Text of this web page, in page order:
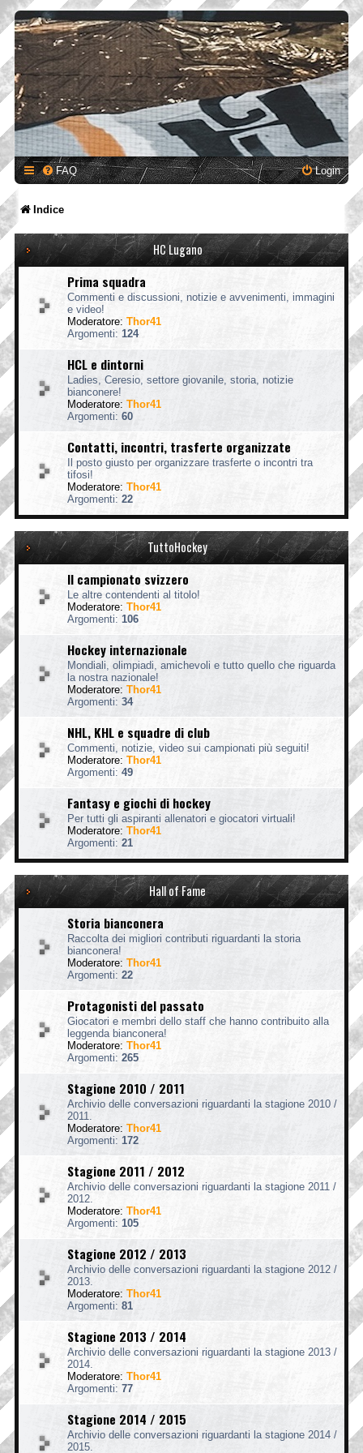
FAQ Login
Indice
HC Lugano
Prima squadra
Commenti e discussioni, notizie e avvenimenti, immagini
e video!
Moderatore: Thor41
Argomenti: 124
HCL e dintorni
Ladies, Ceresio, settore giovanile, storia, notizie
bianconere!
Moderatore: Thor41
Argomenti: 60
Contatti, incontri, trasferte organizzate
Il posto giusto per organizzare trasferte o incontri tra
tifosi!
Moderatore: Thor41
Argomenti: 22
TuttoHockey
Il campionato svizzero
Le altre contendenti al titolo!
Moderatore: Thor41
Argomenti: 106
Hockey internazionale
Mondiali, olimpiadi, amichevoli e tutto quello che riguarda
la nostra nazionale!
Moderatore: Thor41
Argomenti: 34
NHL, KHL e squadre di club
Commenti, notizie, video sui campionati più seguiti!
Moderatore: Thor41
Argomenti: 49
Fantasy e giochi di hockey
Per tutti gli aspiranti allenatori e giocatori virtuali!
Moderatore: Thor41
Argomenti: 21
Hall of Fame
Storia bianconera
Raccolta dei migliori contributi riguardanti la storia
bianconera!
Moderatore: Thor41
Argomenti: 22
Protagonisti del passato
Giocatori e membri dello staff che hanno contribuito alla
leggenda bianconera!
Moderatore: Thor41
Argomenti: 265
Stagione 2010 / 2011
Archivio delle conversazioni riguardanti la stagione 2010 /
2011.
Moderatore: Thor41
Argomenti: 172
Stagione 2011 / 2012
Archivio delle conversazioni riguardanti la stagione 2011 /
2012.
Moderatore: Thor41
Argomenti: 105
Stagione 2012 / 2013
Archivio delle conversazioni riguardanti la stagione 2012 /
2013.
Moderatore: Thor41
Argomenti: 81
Stagione 2013 / 2014
Archivio delle conversazioni riguardanti la stagione 2013 /
2014.
Moderatore: Thor41
Argomenti: 77
Stagione 2014 / 2015
Archivio delle conversazioni riguardanti la stagione 2014 /
2015.